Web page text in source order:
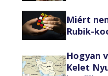
Miért
Rubik-
Hogyan
Kelet